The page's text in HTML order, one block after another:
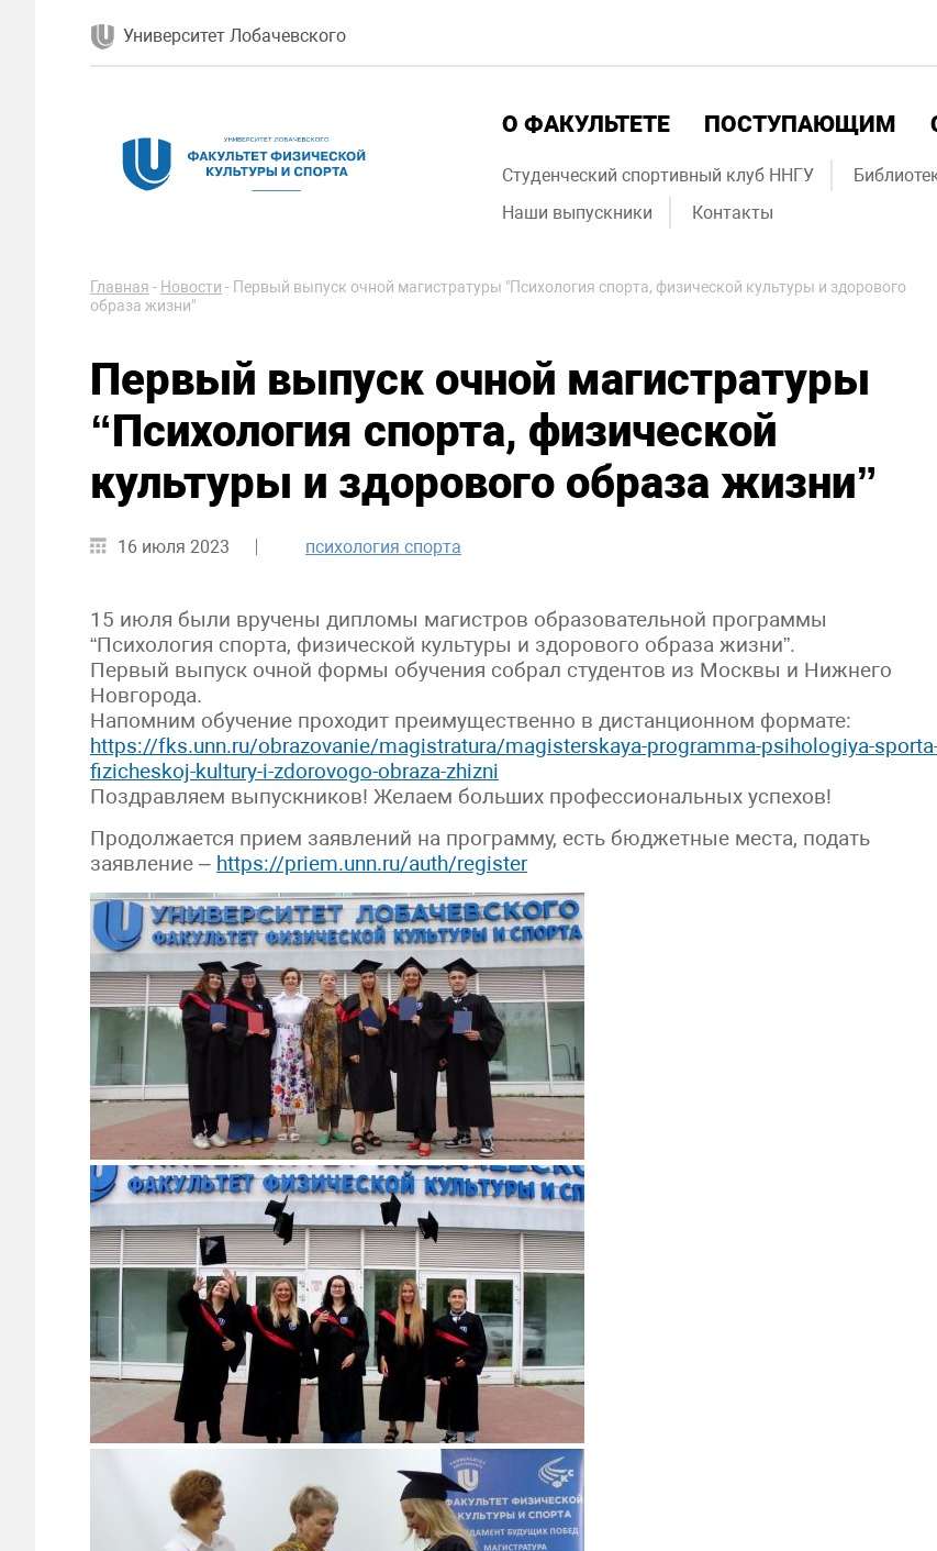
Университет Лобачевского
О ФАКУЛЬТЕТЕ ПОСТУПАЮЩИМ
Студенческий спортивный клуб ННГУ
Наши выпускники
Контакты
Главная - Новости - Первый выпуск очной магистратуры "Психология спорта, физической культуры и здорового
образа жизни"
Первый выпуск очной магистратуры
“Психология спорта, физической
культуры и здорового образа жизни”
16 июля 2023 психология спорта
15 июля были вручены дипломы магистров образовательной программы
“Психология спорта, физической культуры и здорового образа жизни”.
Первый выпуск очной формы обучения собрал студентов из Москвы и Нижнего
Новгорода.
Напомним обучение проходит преимущественно в дистанционном формате:
https://fks.unn.ru/obrazovanie/magistratura/magisterskaya-programma-psihologiya-
fizicheskoj-kultury-i-zdorovogo-obraza-zhizni
Поздравляем выпускников! Желаем больших профессиональных успехов!
Продолжается прием заявлений на программу, есть бюджетные места, подать
заявление – https://priem.unn.ru/auth/register